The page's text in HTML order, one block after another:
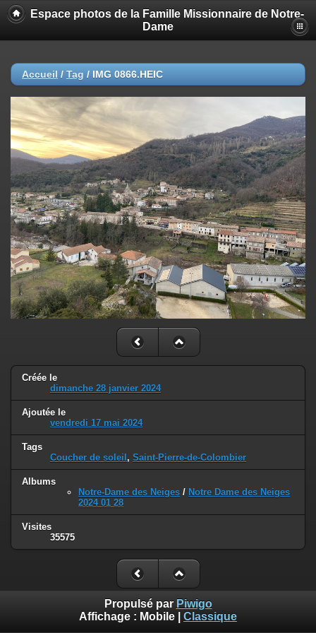
Espace photos de la Famille Missionnaire de Notre-
Dame
Accueil / Tag / IMG 0866.HEIC
Créée le
dimanche 28 janvier 2024
Ajoutée le
vendredi 17 mai 2024
Tags
Coucher de soleil , Saint-Pierre-de-Colombier
Albums
Notre-Dame des Neiges / Notre Dame des Neiges
2024 01 28
Visites
35575
Propulsé par Piwigo
Affichage : Mobile Classique